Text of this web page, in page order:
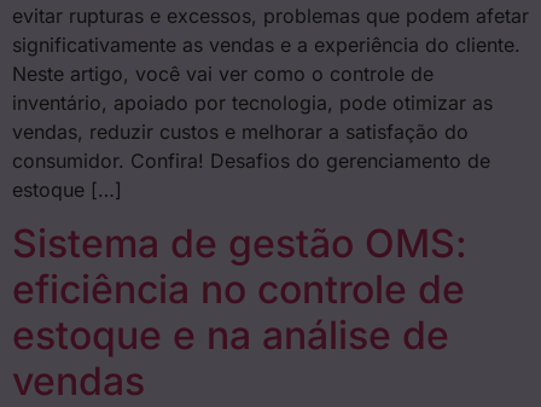
evitar rupturas e excessos, problemas que podem afetar
significativamente as vendas e a experiência do cliente.
Neste artigo, você vai ver como o controle de
inventário, apoiado por tecnologia, pode otimizar as
vendas, reduzir custos e melhorar a satisfação do
consumidor. Confira! Desafios do gerenciamento de
estoque […]
Sistema de gestão OMS:
eficiência no controle de
estoque e na análise de
vendas